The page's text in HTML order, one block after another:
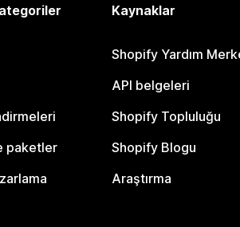
paketler
Kaynaklar
Shopify Yardım
API belgeleri
Shopify Topluluğu
Shopify Blogu
Araştırma